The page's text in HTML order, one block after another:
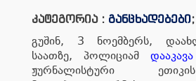
კატეგორია : განცხადებები;
გუშინ, 3 ნოემბერს,
საათზე, პოლიციამ დააკავა
ჟურნალისტური